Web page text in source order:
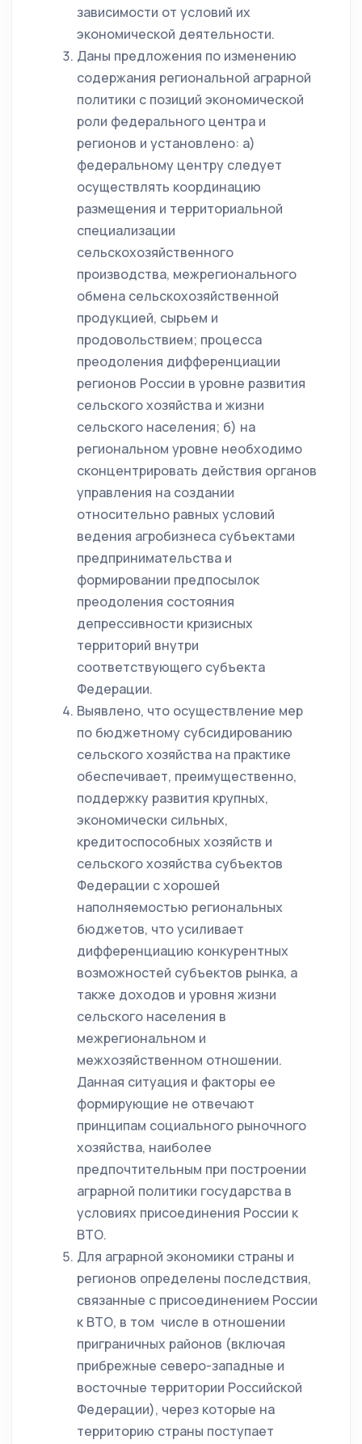
зависимости от условий их
экономической деятельности.
Даны предложения по изменению
содержания региональной аграрной
политики с позиций экономической
роли федерального центра и
регионов и установлено: а)
федеральному центру следует
осуществлять координацию
размещения и территориальной
специализации
сельскохозяйственного
производства, межрегионального
обмена сельскохозяйственной
продукцией, сырьем и
продовольствием; процесса
преодоления дифференциации
регионов России в уровне развития
сельского хозяйства и жизни
сельского населения; б) на
региональном уровне необходимо
сконцентрировать действия органов
управления на создании
относительно равных условий
ведения агробизнеса субъектами
предпринимательства и
формировании предпосылок
преодоления состояния
депрессивности кризисных
территорий внутри
соответствующего субъекта
Федерации.
Выявлено, что осуществление мер
по бюджетному субсидированию
сельского хозяйства на практике
обеспечивает, преимущественно,
поддержку развития крупных,
экономически сильных,
кредитоспособных хозяйств и
сельского хозяйства субъектов
Федерации с хорошей
наполняемостью региональных
бюджетов, что усиливает
дифференциацию конкурентных
возможностей субъектов рынка, а
также доходов и уровня жизни
сельского населения в
межрегиональном и
межхозяйственном отношении.
Данная ситуация и факторы ее
формирующие не отвечают
принципам социального рыночного
хозяйства, наиболее
предпочтительным при построении
аграрной политики государства в
условиях присоединения России к
ВТО.
Для аграрной экономики страны и
регионов определены последствия,
связанные с присоединением России
к ВТО, в том числе в отношении
приграничных районов (включая
прибрежные северо-западные и
восточные территории Российской
Федерации), через которые на
территорию страны поступает